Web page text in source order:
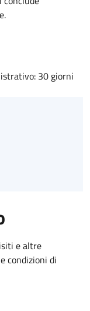
30 giorni
e altre
condizioni di